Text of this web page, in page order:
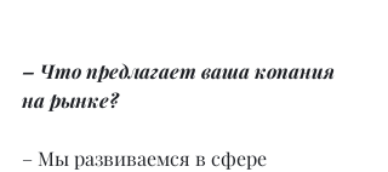
– Что предлагает ваша копания
на рынке?
– Мы развиваемся в сфере